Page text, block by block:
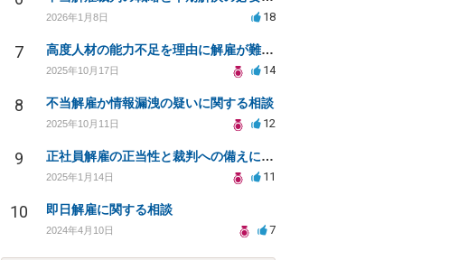
2026年1月8日 18
7 高度人材の能力不足を理由に解雇が難しいのはなぜ？
2025年10月17日 14
8 不当解雇か情報漏洩の疑いに関する相談
2025年10月11日 12
9 正社員解雇の正当性と裁判への備えについての相談
2025年1月14日 11
10 即日解雇に関する相談
2024年4月10日 7